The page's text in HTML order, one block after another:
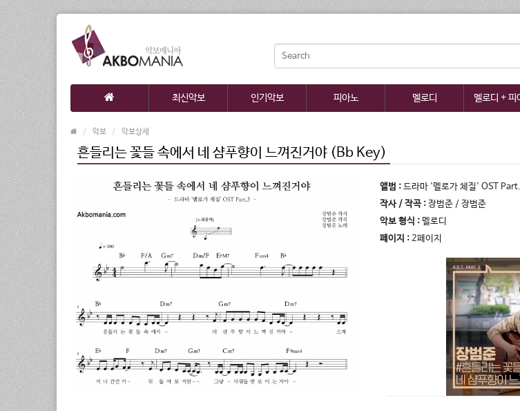
최신악보 인기악보 피아노 멜로디 멜로디 + 피
악보 악보상세
흔들리는 꽃들 속에서 네 샴푸향이 느껴진거야 (Bb Key)
앨범 : 드라마 '멜로가 체질' OST
작사 / 작곡 : 장범준 / 장범준
악보 형식 : 멜로디
페이지 : 2페이지